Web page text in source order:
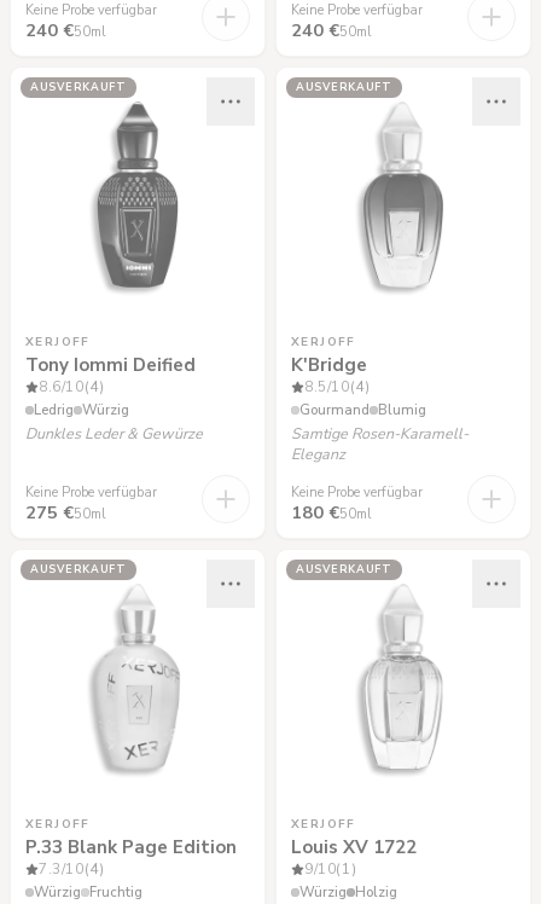
Keine Probe verfügbar
240 €50ml
Keine Probe verfügbar
240 €50ml
AUSVERKAUFT
XERJOFF
Tony Iommi Deified
8.6/10(4)
Ledrig Würzig
Dunkles Leder & Gewürze
Keine Probe verfügbar
275 €50ml
AUSVERKAUFT
XERJOFF
K'Bridge
8.5/10(4)
Gourmand Blumig
Samtige Rosen-Karamell-
Eleganz
Keine Probe verfügbar
180 €50ml
AUSVERKAUFT
XERJOFF
P.33 Blank Page Edition
7.3/10(4)
Würzig Fruchtig
AUSVERKAUFT
XERJOFF
Louis XV 1722
9/10(1)
Würzig Holzig